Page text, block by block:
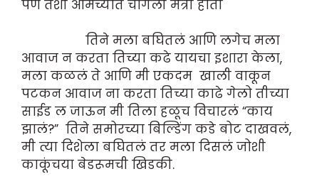
पण तशी आमच्यात चांगली मैत्री होती
तिने मला बघितलं आणि लगेच मला
आवाज न करता तिच्या कढे यायचा इशारा केला,
मला कळलं ते आणि मी एकदम खाली वाकून
पटकन आवाज ना करता तिच्या काढे गेलो तीच्या
साईड ल जाऊन मी तिला हळूच विचारलं “काय
झालं?” तिने समोरच्या बिल्डिंग कडे बोट दाखवलं,
मी त्या दिशेला बघितलं तर मला दिसलं जोशी
काकूंचया बेडरूमची खिडकी.